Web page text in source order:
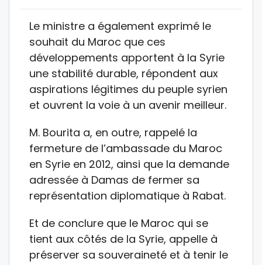
Le ministre a également exprimé le
souhait du Maroc que ces
développements apportent à la Syrie
une stabilité durable, répondent aux
aspirations légitimes du peuple syrien
et ouvrent la voie à un avenir meilleur.
M. Bourita a, en outre, rappelé la
fermeture de l’ambassade du Maroc
en Syrie en 2012, ainsi que la demande
adressée à Damas de fermer sa
représentation diplomatique à Rabat.
Et de conclure que le Maroc qui se
tient aux côtés de la Syrie, appelle à
préserver sa souveraineté et à tenir le